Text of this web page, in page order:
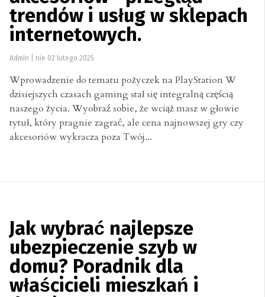
trendów i usług w sklepach
internetowych.
Admin nie 02 lutego 2025
Wprowadzenie do tematu pożyczek na PlayStation W
dzisiejszych czasach gaming stał się integralną częścią
naszego życia. Wyobraź sobie, że wciąż masz w głowie
tytuł, który pragnie zagrać, ale cena najnowszej gry czy
akcesoriów wykracza poza Twój...
Jak wybrać najlepsze
ubezpieczenie szyb w
domu? Poradnik dla
właścicieli mieszkań i